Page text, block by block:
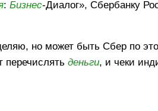
:Бизнес-Диалог», Сбербанку
но может быть Сбер по
перечислятьденьги, и чеки